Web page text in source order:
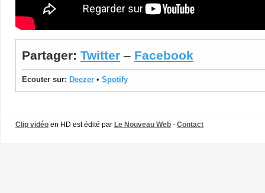
Partager: Twitter – Facebook
Ecouter sur: Deezer • Spotify
Clip vidéo en HD est édité par Le Nouveau Web - Contact